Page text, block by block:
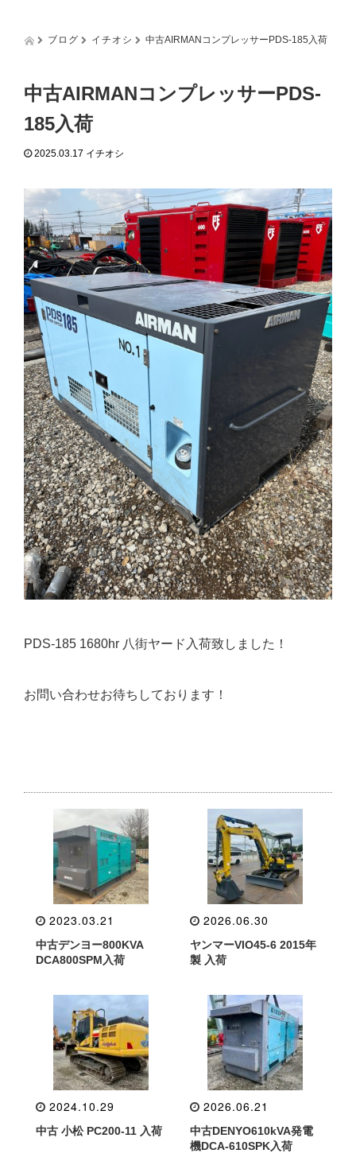
l
o
n
ブログ イチオシ 中古AIRMANコンプレッサーPDS-185入荷
中古AIRMANコンプレッサーPDS-
185入荷
2025.03.17 イチオシ
PDS-185 1680hr 八街ヤード入荷致しました！
お問い合わせお待ちしております！
2023.03.21
中古デンヨー800KVA
DCA800SPM入荷
2026.06.30
ヤンマーVIO45-6 2015年
製 入荷
2024.10.29
中古 小松 PC200-11 入荷
2026.06.21
中古DENYO610kVA発電
機DCA-610SPK入荷